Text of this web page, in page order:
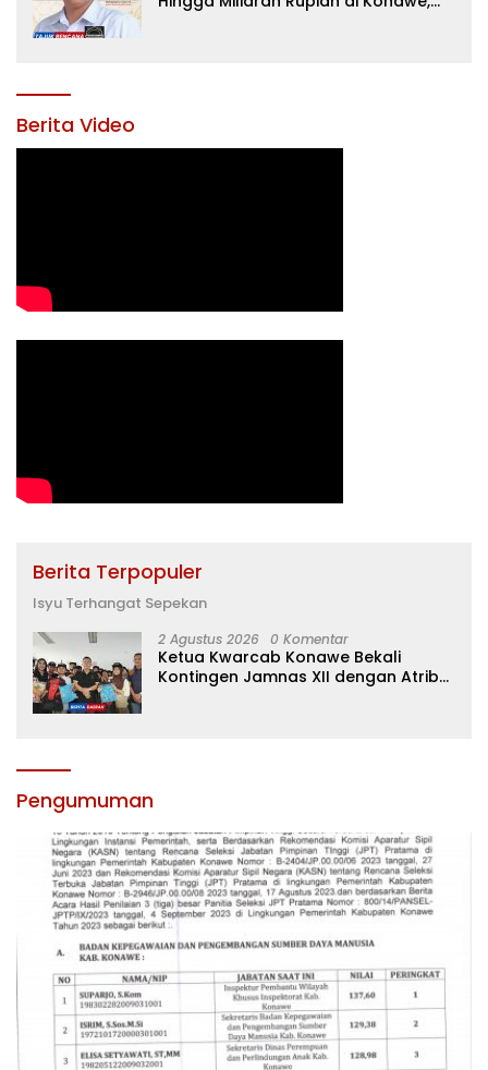
Berita Video
Berita Terpopuler
Isyu Terhangat Sepekan
2 Agustus 2026 0 Komentar
Ketua Kwarcab Konawe Bekali
Kontingen Jamnas XII dengan Atribut
Pengumuman